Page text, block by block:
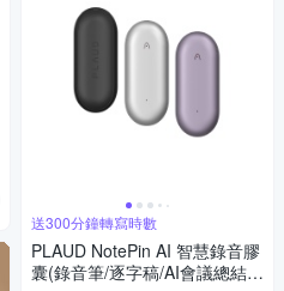
送300分鐘轉寫時數
PLAUD NotePin AI 智慧錄音膠
囊(錄音筆/逐字稿/AI會議總結/